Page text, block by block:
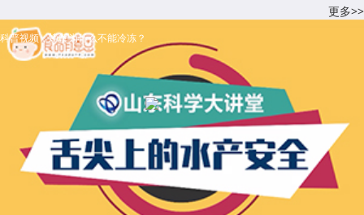
更多>>
科普视频：螃蟹为什么不能冷冻？